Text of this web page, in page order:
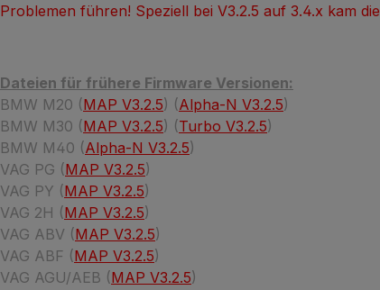
Problemen führen! Speziell bei V3.2.5 auf 3.4.x kam
Dateien für frühere Firmware Versionen:
BMW M20 (MAP V3.2.5) (Alpha-N V3.2.5)
BMW M30 (MAP V3.2.5) (Turbo V3.2.5)
BMW M40 (Alpha-N V3.2.5)
VAG PG (MAP V3.2.5)
VAG PY (MAP V3.2.5)
VAG 2H (MAP V3.2.5)
VAG ABV (MAP V3.2.5)
VAG ABF (MAP V3.2.5)
VAG AGU/AEB (MAP V3.2.5)